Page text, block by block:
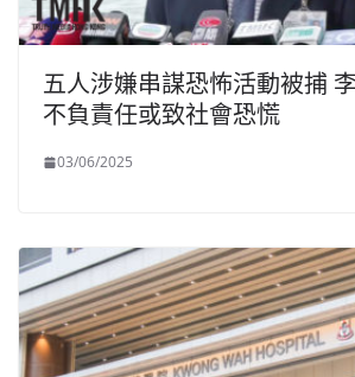
五人涉嫌串謀恐怖活動被捕
不負責任或致社會恐慌
03/06/2025